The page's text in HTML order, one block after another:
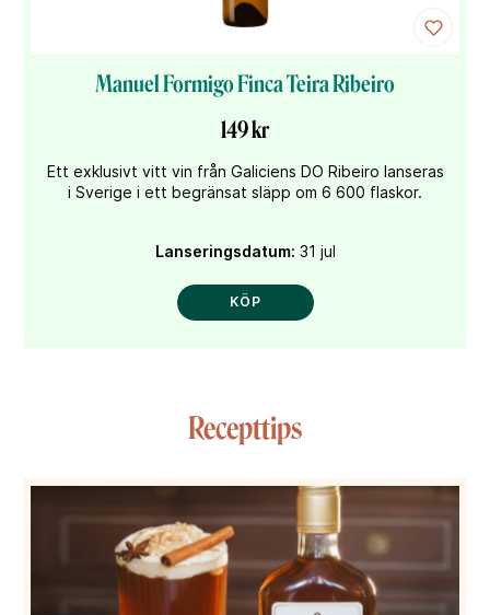
Manuel Formigo Finca Teira Ribeiro
149 kr
Ett exklusivt vitt vin från Galiciens DO Ribeiro lanseras
i Sverige i ett begränsat släpp om 6 600 flaskor.
Lanseringsdatum: 31 jul
KÖP
Recepttips